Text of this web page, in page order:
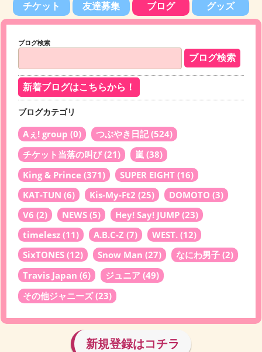
チケット 友達募集 ブログ グッズ
ブログ検索
新着ブログはこちらから！
ブログカテゴリ
Aぇ! group (0) つぶやき日記(524)
チケット当落の叫び(21) 嵐 (38)
King & Prince (371) SUPER EIGHT (16)
KAT-TUN (6) Kis-My-Ft2 (25) DOMOTO (3)
V6 (2) NEWS (5) Hey! Say! JUMP (23)
timelesz (11) A.B.C-Z (7) WEST. (12)
SixTONES (12) Snow Man (27) なにわ男子 (2)
Travis Japan (6) ジュニア (49)
その他ジャニーズ(23)
新規登録はコチラ